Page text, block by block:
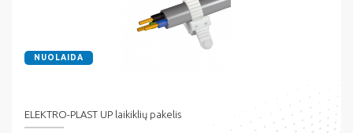
NUOLAIDA
ELEKTRO-PLAST UP laikiklių pakelis